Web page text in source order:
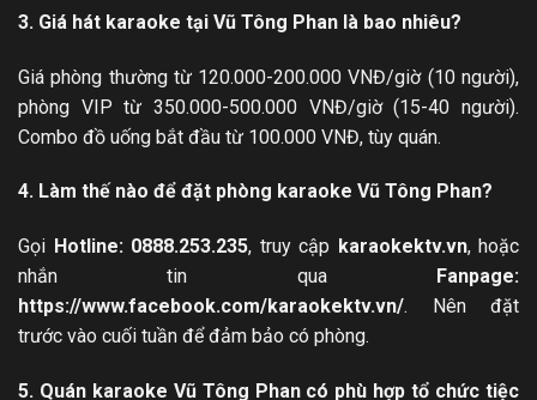
3. Giá hát karaoke tại Vũ Tông Phan là bao nhiêu?
Giá phòng thường từ 120.000-200.000 VNĐ/giờ (10 người),
phòng VIP từ 350.000-500.000 VNĐ/giờ (15-40 người).
Combo đồ uống bắt đầu từ 100.000 VNĐ, tùy quán.
4. Làm thế nào để đặt phòng karaoke Vũ Tông Phan?
Gọi Hotline: 0888.253.235, truy cập karaokektv.vn, hoặc
nhắn tin qua Fanpage:
https://www.facebook.com/karaokektv.vn/. Nên đặt
trước vào cuối tuần để đảm bảo có phòng.
5. Quán karaoke Vũ Tông Phan có phù hợp tổ chức tiệc